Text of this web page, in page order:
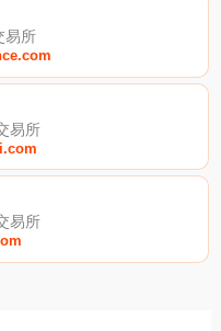
易所
易所
易所